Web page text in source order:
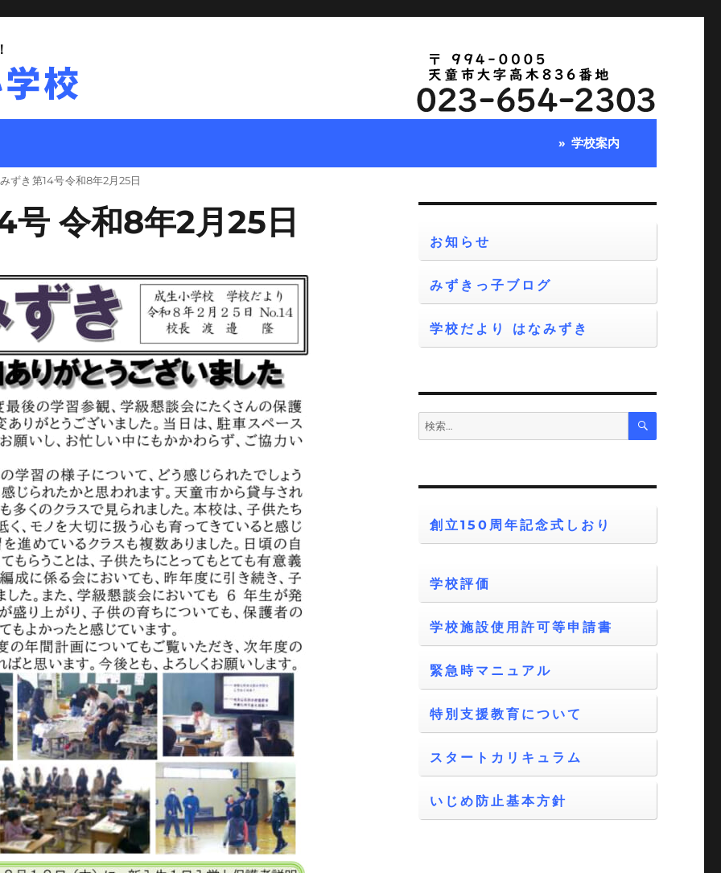
学校案内
ずき 第14号 令和8年2月25日
号 令和8年2月25日 お知らせ
みずきっ子ブログ
学校だより はなみずき
検
索:
検
創立150周年記念式しおり
学校評価
学校施設使用許可等申請書
緊急時マニュアル
特別支援教育について
スタートカリキュラム
いじめ防止基本方針